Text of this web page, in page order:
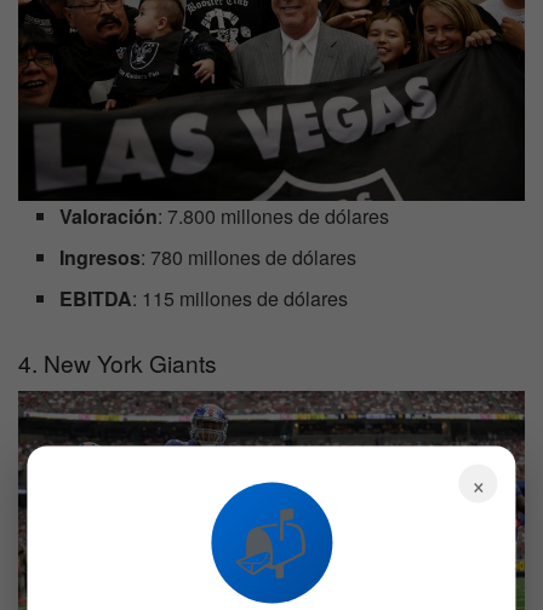
Valoración: 7.800 millones de dólares
Ingresos: 780 millones de dólares
EBITDA: 115 millones de dólares
4. New York Giants
×
📬